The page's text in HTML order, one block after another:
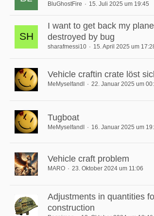
BluGhostFire 15. Juli 2025 um 19:45
I want to get back my
destroyed by bug
sharafmessi10 15. April 2025 um
Vehicle craftin crate löst
MeMyselfandI 22. Januar 2025 um
Tugboat
MeMyselfandI 16. Januar 2025 um
Vehicle craft problem
MARO 23. Oktober 2024 um 11:06
Adjustments in quantities
construction